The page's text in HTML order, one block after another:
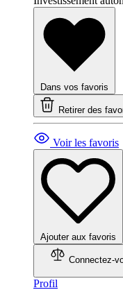
Dans vos favoris
Retirer des
Voir les favoris
Ajouter aux favoris
Connectez-
Profil